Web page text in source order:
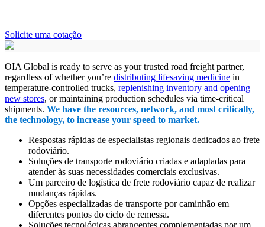
Solicite uma cotação
OIA Global is ready to serve as your trusted road freight partner,
regardless of whether you’re distributing lifesaving medicine in
temperature-controlled trucks, replenishing inventory and opening
new stores, or maintaining production schedules via time-critical
shipments. We have the resources, network, and most critically,
the technology, to increase your speed to market.
Respostas rápidas de especialistas regionais dedicados ao frete
rodoviário.
Soluções de transporte rodoviário criadas e adaptadas para
atender às suas necessidades comerciais exclusivas.
Um parceiro de logística de frete rodoviário capaz de realizar
mudanças rápidas.
Opções especializadas de transporte por caminhão em
diferentes pontos do ciclo de remessa.
Soluções tecnológicas abrangentes complementadas por um